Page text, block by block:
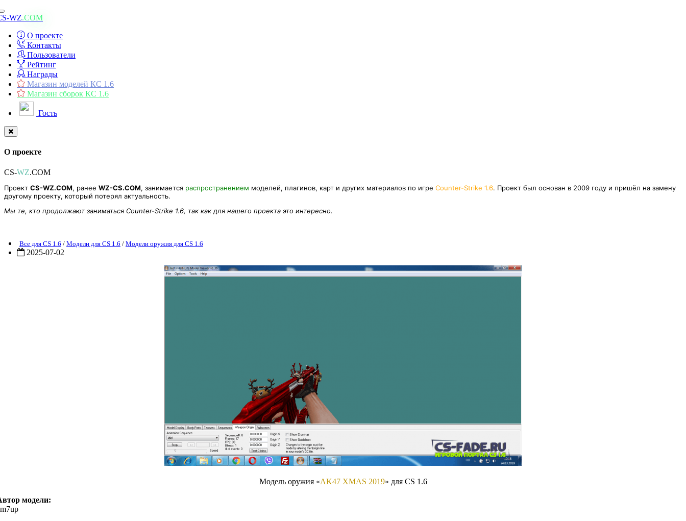
Toggle
navigation
WZ.COM
О проекте
Контакты
Пользователи
Рейтинг
Награды
Магазин моделей КС 1.6
Магазин сборок КС 1.6
Гость
О проекте
CS-WZ.COM
Проект CS-WZ.COM, ранее WZ-CS.COM, занимается распространением моделей, плагинов, карт и других материалов по игре Counter-Strike 1.6. Проект был основан в 2009 году и пришёл на замену
другому проекту, который потерял актуальность.
Мы те, кто продолжают заниматься Counter-Strike 1.6, так как для нашего проекта это интересно.
Все для CS 1.6 / Модели для CS 1.6 / Модели оружия для CS 1.6
2025-07-02
Модель оружия «AK47 XMAS 2019» для CS 1.6
модели: